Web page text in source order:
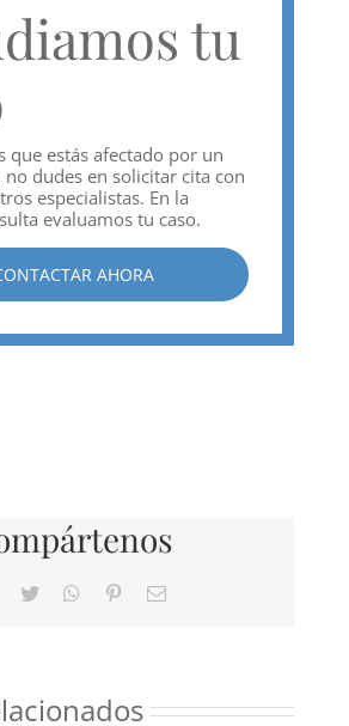
tu
que estás afectado por un
no dudes en solicitar cita con
especialistas. En la
evaluamos tu caso.
AHORA
Facebook
Twitter WhatsApp
PinterestCorreo